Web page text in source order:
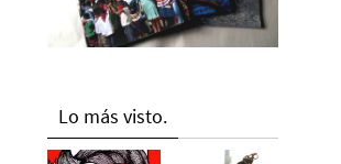
Lo más visto.